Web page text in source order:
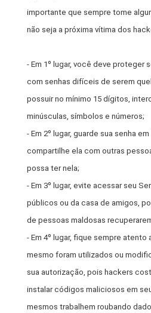
importante que sempre tome
não seja a próxima vítima dos
- Em 1º lugar, você deve proteger
com senhas difíceis de serem
possuir no mínimo 15 dígitos,
minúsculas, símbolos e números;
- Em 2º lugar, guarde sua senha
compartilhe ela com outras
possa ter nela;
- Em 3º lugar, evite acessar seu
públicos ou da casa de amigos,
de pessoas maldosas
- Em 4º lugar, fique sempre
mesmo foram utilizados ou
sua autorização, pois hackers
instalar códigos maliciosos em
mesmos trabalhem roubando